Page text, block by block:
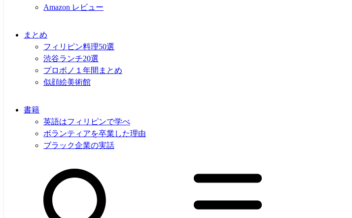
Amazon レビュー
まとめ
フィリピン料理50選
渋谷ランチ20選
プロボノ１年間まとめ
似顔絵美術館
書籍
英語はフィリピンで学べ
ボランティアを卒業した理由
ブラック企業の実話